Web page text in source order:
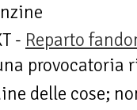
- Reparto
provocatoria
delle cose;